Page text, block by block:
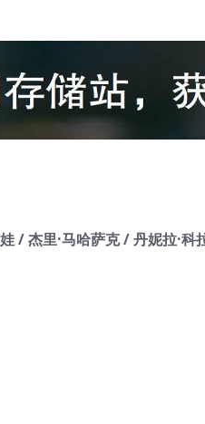
/ 杰里·马哈萨克 / 丹妮拉·